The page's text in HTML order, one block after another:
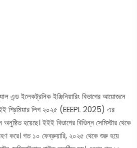
এন্ড ইলেকট্রনিক ইঞ্জিনিয়ারিং বিভাগের আয়োজনে
'ইইই প্রিমিয়ার লিগ ২০২৫ (EEEPL 2025) এর
হয়েছে। ইইই বিভাগের বিভিন্ন সেমিস্টার থেকে
করে। গত ১০ ফেব্রুয়ারি, ২০২৫ থেকে শুরু হয়ে